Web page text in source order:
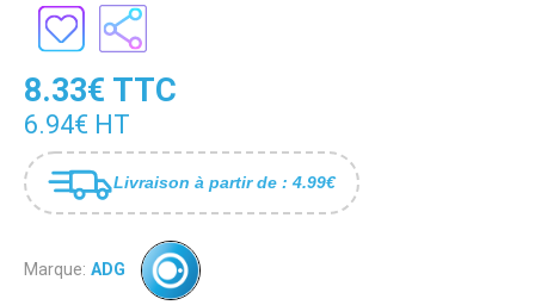
8.33€ TTC
6.94€ HT
Livraison à partir de : 4.99€
Marque: ADG